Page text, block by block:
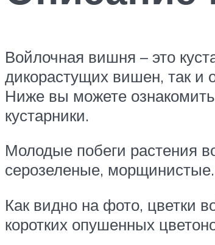
Войлочная вишня – это
дикорастущих вишен, так и
Ниже вы можете
кустарники.
Молодые побеги растения
серозеленые, морщинистые.
Как видно на фото, цветки
коротких опушенных